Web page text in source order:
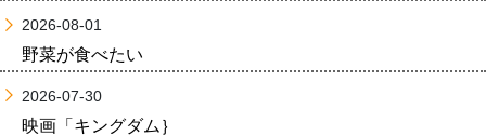
2026-08-01
野菜が食べたい
2026-07-30
映画「キングダム｝